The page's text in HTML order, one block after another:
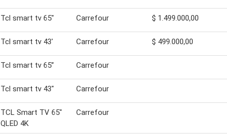
Tcl smart tv 65" Carrefour $ 1.499.000,00
Tcl smart tv 43' Carrefour $ 499.000,00
Tcl smart tv 65” Carrefour
Tcl smart tv 43" Carrefour
TCL Smart TV 65"
QLED 4K
Carrefour